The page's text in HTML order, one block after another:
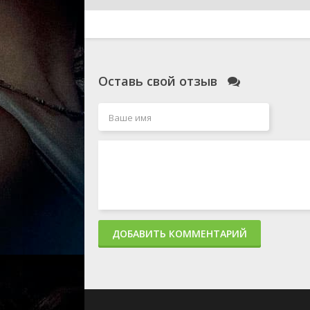
Оставь свой отзыв
ДОБАВИТЬ КОММЕНТАРИЙ